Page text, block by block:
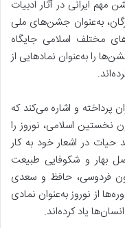
ایرانی در آثار ادبیات
به‌عنوان جشن‌های ملی
مختلف اسلامی جایگاه
را به‌عنوان نمادهایی از
پرداخته و اشاره می‌کند که
نخستین اسلامی، نوروز را
حیات در اشعار خود به کار
بهار و شکوفایی طبیعت
فردوسی، حافظ و سعدی
از نوروز به‌عنوان نمادی
یاد کرده‌اند.